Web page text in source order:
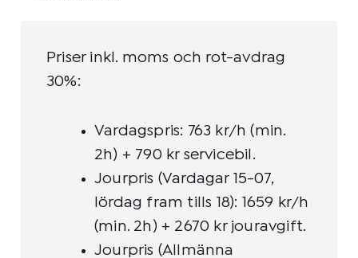
Priser inkl. moms och rot-avdrag
30%:
Vardagspris: 763 kr/h (min.
2h) + 790 kr servicebil.
Jourpris (Vardagar 15-07,
lördag fram tills 18): 1659 kr/h
(min. 2h) + 2670 kr jouravgift.
Jourpris (Allmänna